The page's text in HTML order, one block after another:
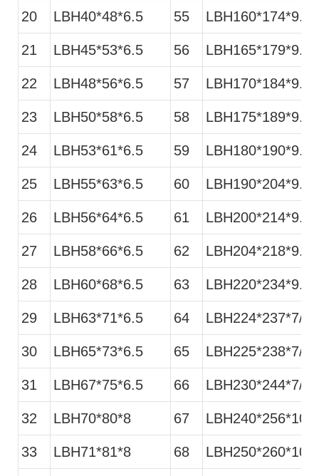
20 LBH40*48*6.5 55 LBH160*174*9.5
21 LBH45*53*6.5 56 LBH165*179*9.5
22 LBH48*56*6.5 57 LBH170*184*9.5
23 LBH50*58*6.5 58 LBH175*189*9.5
24 LBH53*61*6.5 59 LBH180*190*9.5
25 LBH55*63*6.5 60 LBH190*204*9.5
26 LBH56*64*6.5 61 LBH200*214*9.5
27 LBH58*66*6.5 62 LBH204*218*9.5
28 LBH60*68*6.5 63 LBH220*234*9.5
29 LBH63*71*6.5 64 LBH224*237*7/
30 LBH65*73*6.5 65 LBH225*238*7/
31 LBH67*75*6.5 66 LBH230*244*7/
32 LBH70*80*8 67 LBH240*256*10/
33 LBH71*81*8 68 LBH250*260*10/